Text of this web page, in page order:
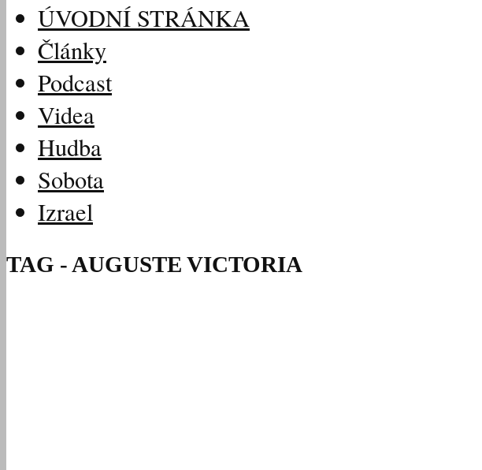
ÚVODNÍ STRÁNKA
Články
Podcast
Videa
Hudba
Sobota
Izrael
TAG - AUGUSTE VICTORIA